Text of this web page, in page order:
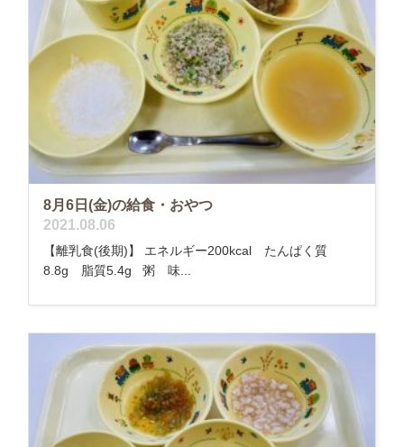
8月6日(金)の給食・おやつ
2021.08.06
【離乳食(後期)】 エネルギー200kcal たんぱく質
8.8g 脂質5.4g 粥 味...